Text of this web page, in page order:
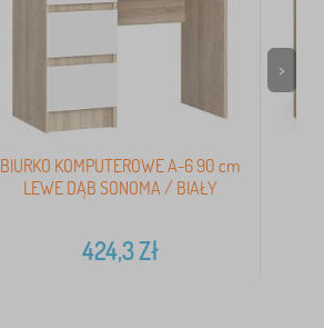
BIURKO KOMPUTEROWE A-6 90 cm
LEWE DĄB SONOMA / BIAŁY
424,3Zł
>